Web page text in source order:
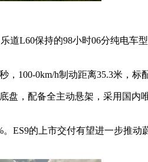
L60保持的98小时06分纯电车
100-0km/h制动距离35.3米，标
，配备全主动悬架，采用国内
ES9的上市交付有望进一步推动